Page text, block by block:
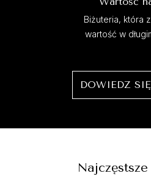
Biżuteria, która
wartość w
DOWIEDZ